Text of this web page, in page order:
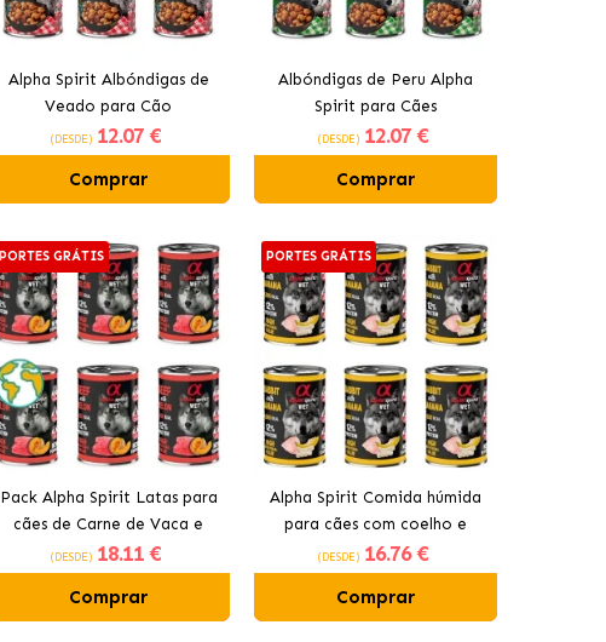
Alpha Spirit Albóndigas de
Veado para Cão
(DESDE) 12.07 €
Comprar
Albóndigas de Peru Alpha
Spirit para Cães
(DESDE) 12.07 €
Comprar
PORTES GRÁTIS
Pack Alpha Spirit Latas para
cães de Carne de Vaca e
Melão
(DESDE) 18.11 €
Comprar
PORTES GRÁTIS
Alpha Spirit Comida húmida
para cães com coelho e
banana
(DESDE) 16.76 €
Comprar